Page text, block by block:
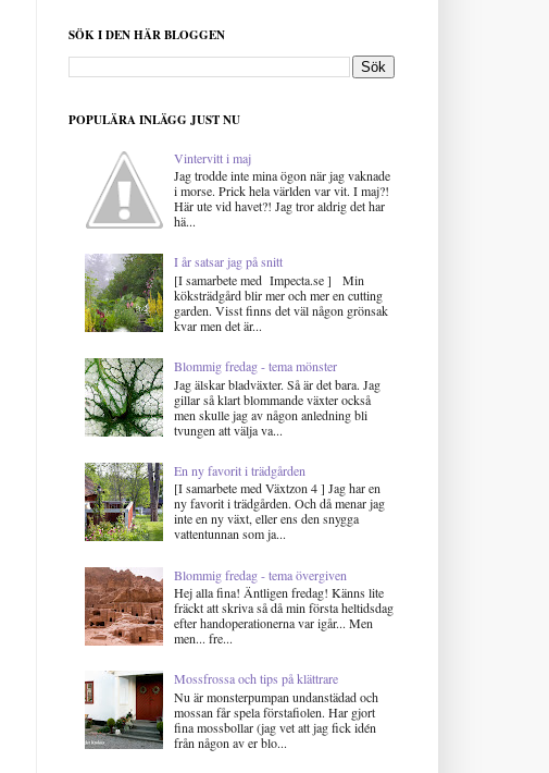
SÖK I DEN HÄR BLOGGEN
POPULÄRA INLÄGG JUST NU
Vintervitt i maj
Jag trodde inte mina ögon när jag vaknade
i morse. Prick hela världen var vit. I maj?!
Här ute vid havet?! Jag tror aldrig det har
hä...
I år satsar jag på snitt
[I samarbete med Impecta.se ] Min
köksträdgård blir mer och mer en cutting
garden. Visst finns det väl någon grönsak
kvar men det är...
Blommig fredag - tema mönster
Jag älskar bladväxter. Så är det bara. Jag
gillar så klart blommande växter också
men skulle jag av någon anledning bli
tvungen att välja va...
En ny favorit i trädgården
[I samarbete med Växtzon 4 ] Jag har en
ny favorit i trädgården. Och då menar jag
inte en ny växt, eller ens den snygga
vattentunnan som ja...
Blommig fredag - tema övergiven
Hej alla fina! Äntligen fredag! Känns lite
fräckt att skriva så då min första heltidsdag
efter handoperationerna var igår... Men
men... fre...
Mossfrossa och tips på klättrare
Nu är monsterpumpan undanstädad och
mossan får spela förstafiolen. Har gjort
fina mossbollar (jag vet att jag fick idén
från någon av er blo...